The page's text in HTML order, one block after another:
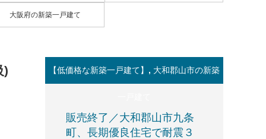
大阪府の新築一戸建て
【低価格な新築一戸建て】 , 大和郡山市の新築
販売終了／大和郡山市九条
町、長期優良住宅で耐震３
)